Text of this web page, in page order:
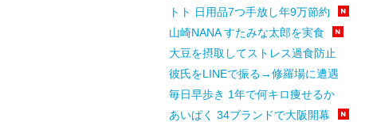
トト 日用品7つ手放し年9万節約
山崎NANA すたみな太郎を実食
大豆を摂取してストレス過食防止
彼氏をLINEで振る→修羅場に遭遇
毎日早歩き 1年で何キロ痩せるか
あいぱく 34ブランドで大阪開幕